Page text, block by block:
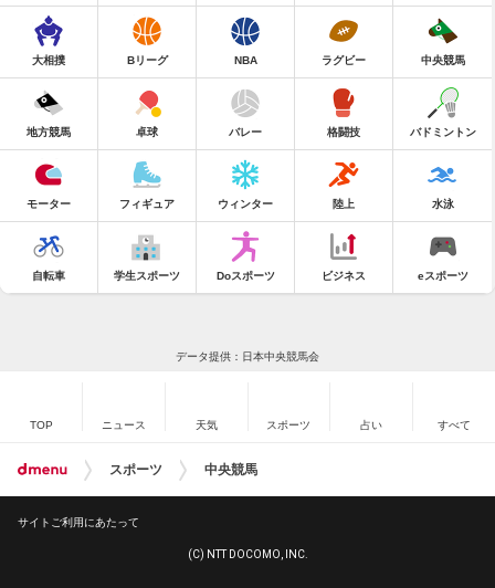
大相撲 Bリーグ NBA ラグビー 中央競馬
地方競馬 卓球 バレー 格闘技 バドミントン
モーター フィギュア ウィンター 陸上 水泳
自転車 学生スポーツ Doスポーツ ビジネス eスポーツ
データ提供：日本中央競馬会
TOP ニュース 天気 スポーツ 占い すべて
スポーツ 中央競馬
サイトご利用にあたって
(C) NTT DOCOMO, INC.